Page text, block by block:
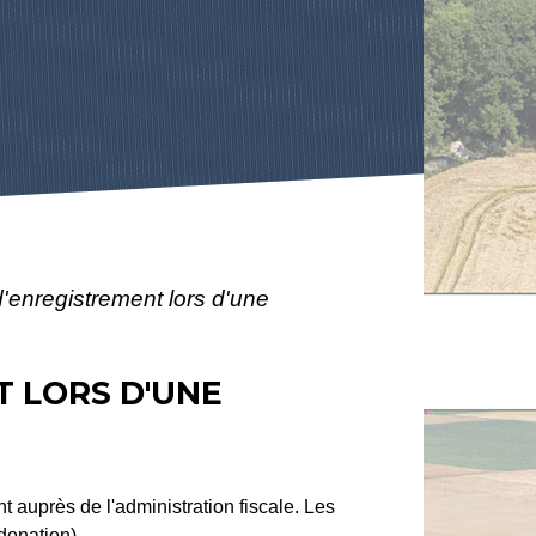
lors d'une
LORS D'UNE
auprès de l'administration fiscale. Les